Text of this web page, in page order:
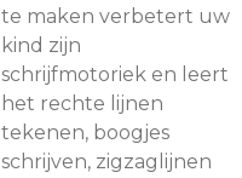
te maken verbetert uw
kind zijn
schrijfmotoriek en leert
het rechte lijnen
tekenen, boogjes
schrijven, zigzaglijnen